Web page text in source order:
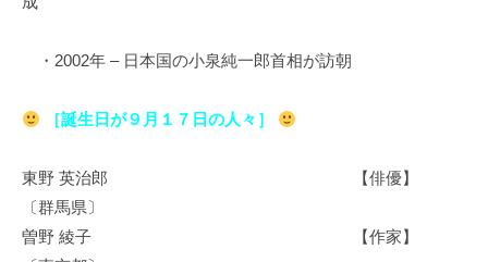
・2002年 – 日本国の小泉純一郎首相が訪朝
［誕生日が９月１７日の人々］
東野 英治郎 【俳優】
〔群馬県〕
曽野 綾子 【作家】